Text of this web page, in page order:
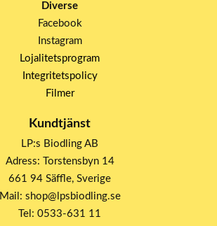
Diverse
Facebook
Instagram
Lojalitetsprogram
Integritetspolicy
Filmer
Kundtjänst
LP:s Biodling AB
Adress: Torstensbyn 14
661 94 Säffle, Sverige
Mail: shop@lpsbiodling.se
Tel: 0533-631 11